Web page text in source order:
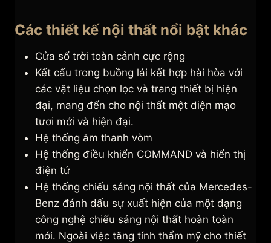
Các thiết kế nội thất nổi bật khác
Cửa sổ trời toàn cảnh cực rộng
Kết cấu trong buồng lái kết hợp hài hòa với
các vật liệu chọn lọc và trang thiết bị hiện
đại, mang đến cho nội thất một diện mạo
tươi mới và hiện đại.
Hệ thống âm thanh vòm
Hệ thống điều khiển COMMAND và hiển thị
điện tử
Hệ thống chiếu sáng nội thất của Mercedes-
Benz đánh dấu sự xuất hiện của một dạng
công nghệ chiếu sáng nội thất hoàn toàn
mới. Ngoài việc tăng tính thẩm mỹ cho thiết